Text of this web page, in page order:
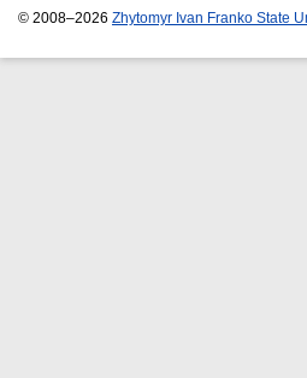
© 2008–2026 Zhytomyr Ivan Franko State